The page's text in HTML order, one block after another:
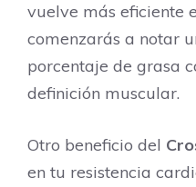
vuelve más eficiente
comenzarás a notar
porcentaje de grasa
definición muscular.
Otro beneficio del
en tu resistencia